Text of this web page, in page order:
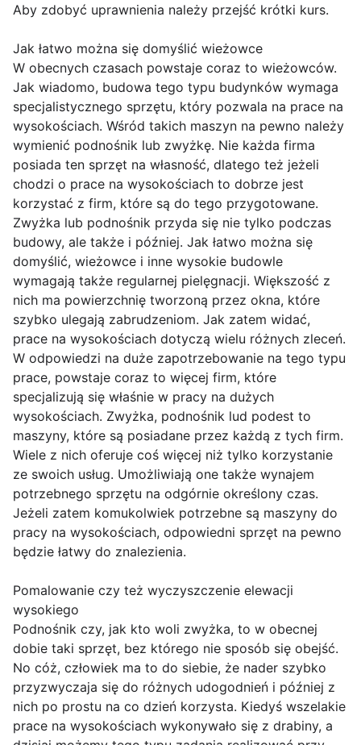
Aby zdobyć uprawnienia należy przejść krótki kurs.
Jak łatwo można się domyślić wieżowce
W obecnych czasach powstaje coraz to wieżowców.
Jak wiadomo, budowa tego typu budynków wymaga
specjalistycznego sprzętu, który pozwala na prace na
wysokościach. Wśród takich maszyn na pewno należy
wymienić podnośnik lub zwyżkę. Nie każda firma
posiada ten sprzęt na własność, dlatego też jeżeli
chodzi o prace na wysokościach to dobrze jest
korzystać z firm, które są do tego przygotowane.
Zwyżka lub podnośnik przyda się nie tylko podczas
budowy, ale także i później. Jak łatwo można się
domyślić, wieżowce i inne wysokie budowle
wymagają także regularnej pielęgnacji. Większość z
nich ma powierzchnię tworzoną przez okna, które
szybko ulegają zabrudzeniom. Jak zatem widać,
prace na wysokościach dotyczą wielu różnych zleceń.
W odpowiedzi na duże zapotrzebowanie na tego typu
prace, powstaje coraz to więcej firm, które
specjalizują się właśnie w pracy na dużych
wysokościach. Zwyżka, podnośnik lud podest to
maszyny, które są posiadane przez każdą z tych firm.
Wiele z nich oferuje coś więcej niż tylko korzystanie
ze swoich usług. Umożliwiają one także wynajem
potrzebnego sprzętu na odgórnie określony czas.
Jeżeli zatem komukolwiek potrzebne są maszyny do
pracy na wysokościach, odpowiedni sprzęt na pewno
będzie łatwy do znalezienia.
Pomalowanie czy też wyczyszczenie elewacji
wysokiego
Podnośnik czy, jak kto woli zwyżka, to w obecnej
dobie taki sprzęt, bez którego nie sposób się obejść.
No cóż, człowiek ma to do siebie, że nader szybko
przyzwyczaja się do różnych udogodnień i później z
nich po prostu na co dzień korzysta. Kiedyś wszelakie
prace na wysokościach wykonywało się z drabiny, a